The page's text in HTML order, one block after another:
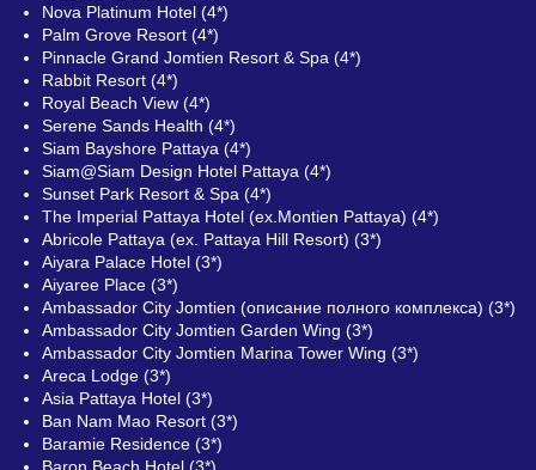
Nova Platinum Hotel (4*)
Palm Grove Resort (4*)
Pinnacle Grand Jomtien Resort & Spa (4*)
Rabbit Resort (4*)
Royal Beach View (4*)
Serene Sands Health (4*)
Siam Bayshore Pattaya (4*)
Siam@Siam Design Hotel Pattaya (4*)
Sunset Park Resort & Spa (4*)
The Imperial Pattaya Hotel (ex.Montien Pattaya) (4*)
Abricole Pattaya (ex. Pattaya Hill Resort) (3*)
Aiyara Palace Hotel (3*)
Aiyaree Place (3*)
Ambassador City Jomtien (описание полного комплекса) (3*)
Ambassador City Jomtien Garden Wing (3*)
Ambassador City Jomtien Marina Tower Wing (3*)
Areca Lodge (3*)
Asia Pattaya Hotel (3*)
Ban Nam Mao Resort (3*)
Baramie Residence (3*)
Baron Beach Hotel (3*)